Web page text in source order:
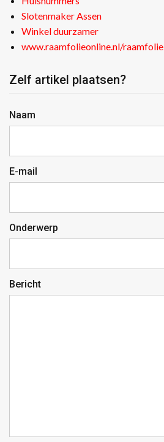
Slotenmaker Assen
Winkel duurzamer
www.raamfolieonline.nl/raamfolie
Zelf artikel plaatsen?
Naam
E-mail
Onderwerp
Bericht